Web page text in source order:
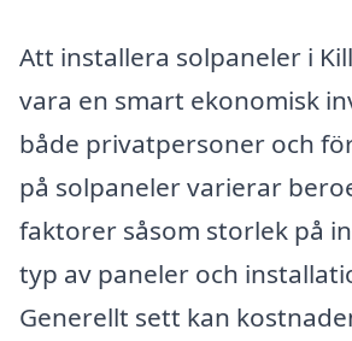
Att installera solpaneler i
vara en smart ekonomisk
både privatpersoner och
på solpaneler varierar
faktorer såsom storlek på
typ av paneler och
Generellt sett kan